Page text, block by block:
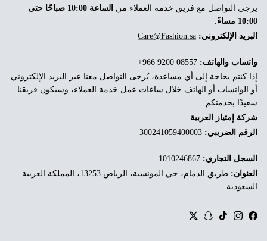
يرجى التواصل مع فريق خدمة العملاء من
الساعة 10:00 صباحًا حتى
10:00 مساءً
البريد الإلكتروني: Care@Fashion.sa
واتساب والهاتف:
إذا كنتم بحاجة إلى أي مساعدة، يُرجى التواصل معنا عبر البريد الإلكتروني
أو الواتساب أو الهاتف خلال ساعات عمل خدمة العملاء، وسيكون فريقنا
سعيدًا بخدمتكم.
شركة إمتياز العربية
الرقم الضريبي:
السجل التجاري:
العنوان:
طريق الدمام، حي المونسية، الرياض 13253، المملكة العربية
السعودية
Facebook
Instagram
TikTok
Snapchat
Twitter